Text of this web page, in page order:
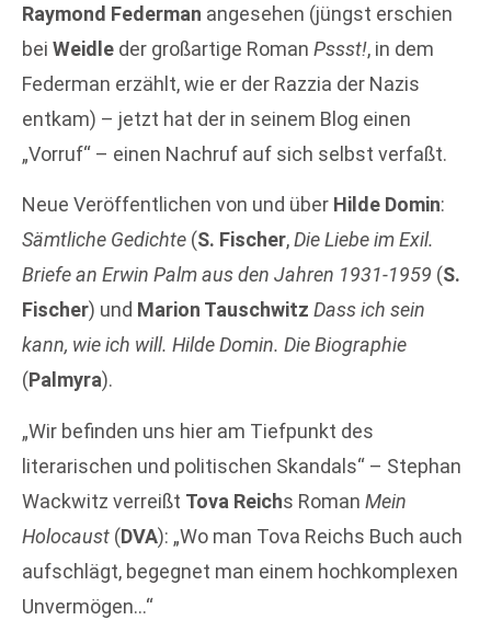
Raymond Federman angesehen (jüngst erschien
bei Weidle der großartige Roman Pssst!, in dem
Federman erzählt, wie er der Razzia der Nazis
entkam) – jetzt hat der in seinem Blog einen
„Vorruf“ – einen Nachruf auf sich selbst verfaßt.
Neue Veröffentlichen von und über Hilde Domin:
Sämtliche Gedichte (S. Fischer,Die Liebe im Exil.
Briefe an Erwin Palm aus den Jahren 1931-1959 (S.
Fischer) und Marion Tauschwitz Dass ich sein
kann, wie ich will. Hilde Domin. Die Biographie
(Palmyra).
„Wir befinden uns hier am Tiefpunkt des
literarischen und politischen Skandals“ – Stephan
Wackwitz verreißt Tova Reichs Roman Mein
Holocaust (DVA): „Wo man Tova Reichs Buch auch
aufschlägt, begegnet man einem hochkomplexen
Unvermögen…“